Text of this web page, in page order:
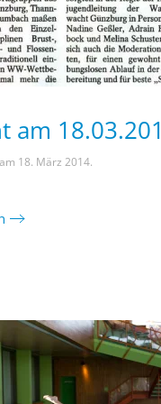
am
18. März 2014.